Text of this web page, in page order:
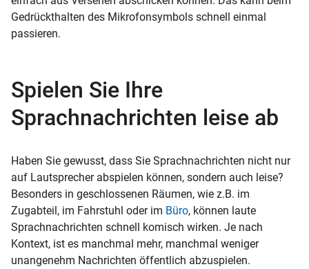
Gedrückthalten des Mikrofonsymbols schnell einmal
passieren.
Spielen Sie Ihre
Sprachnachrichten leise ab
Haben Sie gewusst, dass Sie Sprachnachrichten nicht nur
auf Lautsprecher abspielen können, sondern auch leise?
Besonders in geschlossenen Räumen, wie z.B. im
Zugabteil, im Fahrstuhl oder im Büro, können laute
Sprachnachrichten schnell komisch wirken. Je nach
Kontext, ist es manchmal mehr, manchmal weniger
unangenehm Nachrichten öffentlich abzuspielen.